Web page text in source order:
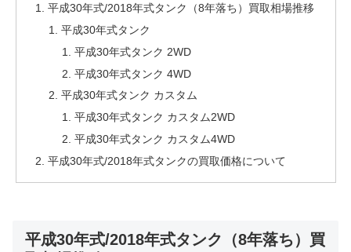
平成30年式/2018年式タンク（8年落ち）買取相場推移
平成30年式タンク
平成30年式タンク 2WD
平成30年式タンク 4WD
平成30年式タンク カスタム
平成30年式タンク カスタム2WD
平成30年式タンク カスタム4WD
平成30年式/2018年式タンクの買取価格について
平成30年式/2018年式タンク（8年落ち）買